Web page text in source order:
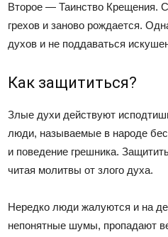
Второе — Таинство Крещения.
грехов и заново рождается.
духов и не поддаваться
Как защититься?
Злые духи действуют
люди, называемые в народе
и поведение грешника.
читая молитвы от злого духа.
Нередко люди жалуются и на
непонятные шумы, пропадают